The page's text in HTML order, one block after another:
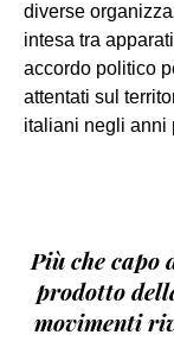
diverse
intesa tra
accordo politico
attentati sul
italiani negli anni
Più che capo
prodotto
movimenti